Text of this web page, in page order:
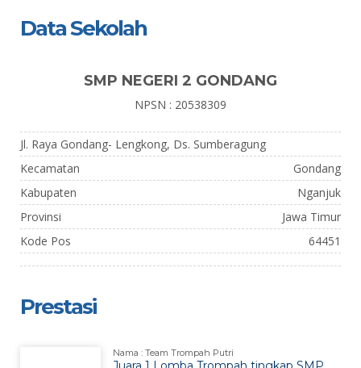
Data Sekolah
SMP NEGERI 2 GONDANG
NPSN : 20538309
Jl. Raya Gondang- Lengkong, Ds. Sumberagung
Kecamatan
Gondang
Kabupaten
Nganjuk
Provinsi
Jawa Timur
Kode Pos
64451
Prestasi
Nama : Team Trompah Putri